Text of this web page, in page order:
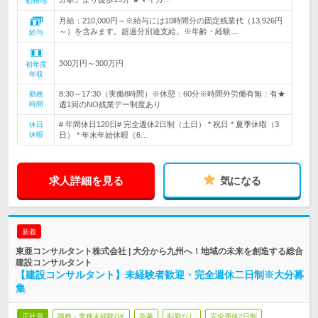
給与
月給：210,000円～※給与には10時間分の固定残業代（13,926円
～）を含みます。超過分別途支給。※年齢・経験…
初年度
年収
300万円～300万円
勤務
時間
8:30～17:30（実働8時間）※休憩：60分※時間外労働有無：有★
週1回のNO残業デー制度あり
休日
休暇
# 年間休日120日# 完全週休2日制（土日） * 祝日 * 夏季休暇（3
日） * 年末年始休暇（6…
求人詳細を見る 気になる
新着
東亜コンサルタント株式会社 | 大分から九州へ！地域の未来を創造する総合
建設コンサルタント
【建設コンサルタント】未経験者歓迎・完全週休二日制※大分募
集
正社員 職種・業種未経験OK 急募 転勤なし 完全週休2日制